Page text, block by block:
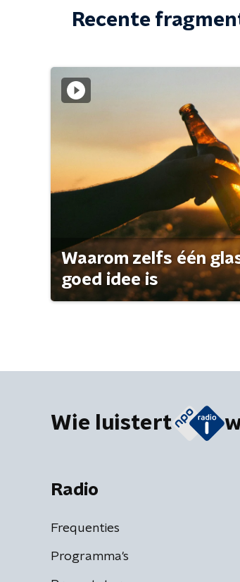
Recente
Waarom zelfs één
goed idee is
Wie luistert
Radio
Frequenties
Programma's